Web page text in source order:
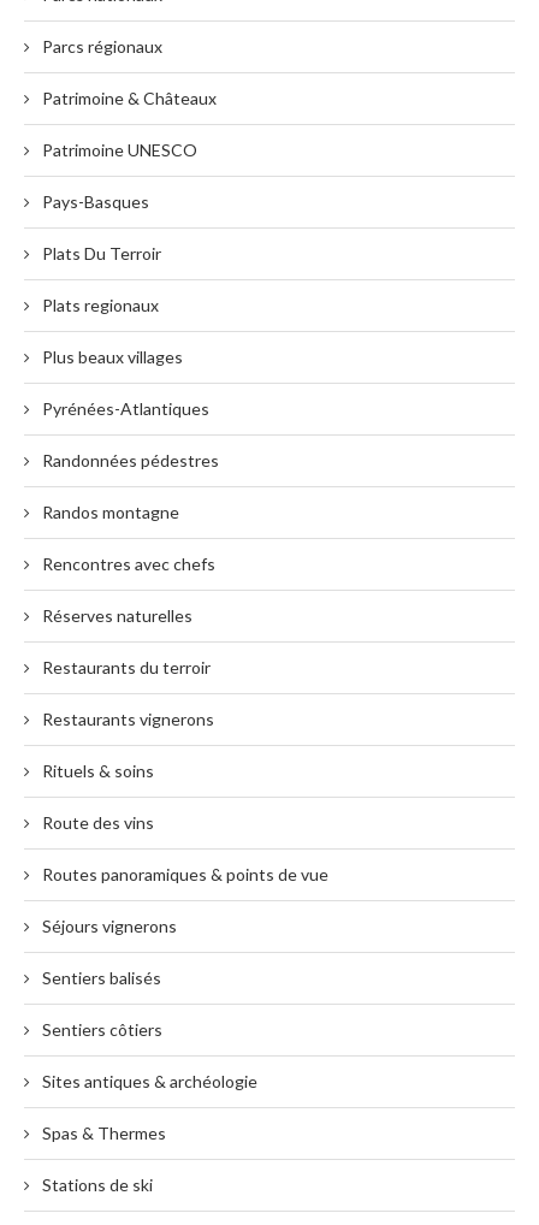
Parcs régionaux
Patrimoine & Châteaux
Patrimoine UNESCO
Pays-Basques
Plats Du Terroir
Plats regionaux
Plus beaux villages
Pyrénées-Atlantiques
Randonnées pédestres
Randos montagne
Rencontres avec chefs
Réserves naturelles
Restaurants du terroir
Restaurants vignerons
Rituels & soins
Route des vins
Routes panoramiques & points de vue
Séjours vignerons
Sentiers balisés
Sentiers côtiers
Sites antiques & archéologie
Spas & Thermes
Stations de ski